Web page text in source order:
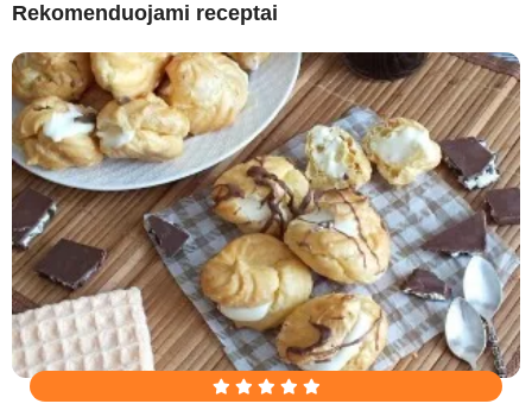
Rekomenduojami receptai